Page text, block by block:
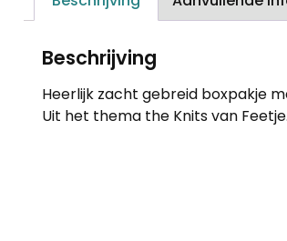
Beschrijving
Heerlijk zacht gebreid boxpakje
Uit het thema the Knits van Feetje.